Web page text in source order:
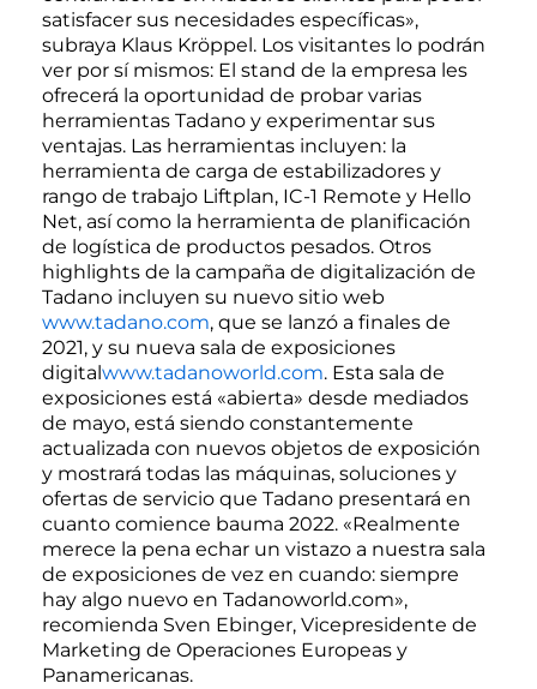
satisfacer sus necesidades específicas»,
subraya Klaus Kröppel. Los visitantes lo podrán
ver por sí mismos: El stand de la empresa les
ofrecerá la oportunidad de probar varias
herramientas Tadano y experimentar sus
ventajas. Las herramientas incluyen: la
herramienta de carga de estabilizadores y
rango de trabajo Liftplan, IC-1 Remote y Hello
Net, así como la herramienta de planificación
de logística de productos pesados. Otros
highlights de la campaña de digitalización de
Tadano incluyen su nuevo sitio web
www.tadano.com, que se lanzó a finales de
2021, y su nueva sala de exposiciones
digital www.tadanoworld.com. Esta sala de
exposiciones está «abierta» desde mediados
de mayo, está siendo constantemente
actualizada con nuevos objetos de exposición
y mostrará todas las máquinas, soluciones y
ofertas de servicio que Tadano presentará en
cuanto comience bauma 2022. «Realmente
merece la pena echar un vistazo a nuestra sala
de exposiciones de vez en cuando: siempre
hay algo nuevo en Tadanoworld.com»,
recomienda Sven Ebinger, Vicepresidente de
Marketing de Operaciones Europeas y
Panamericanas.